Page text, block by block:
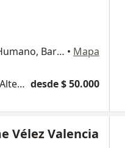
Carrera 62 No. 74 - 62 Ser Humano, Barranquilla • Mapa
Visitas sucesivas Medicina Alternativa desde $ 50.000
Vélez Valencia